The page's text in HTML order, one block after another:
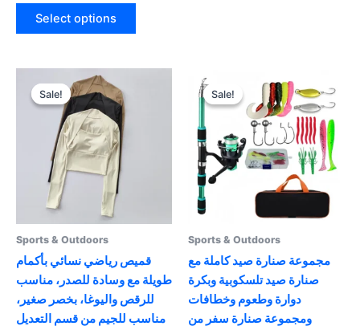
4,95 $
through
Select options
This
page
may
be
chosen
on
the
product
page
Sale!
Sale!
Sports & Outdoors
قميص رياضي نسائي بأكمام
طويلة مع وسادة للصدر، مناسب
للرقص واليوغا، بخصر صغير،
مناسب للجيم من قسم التعديل
Sale!
Sale!
Sports & Outdoors
مجموعة صنارة صيد كاملة مع
صنارة صيد تلسكوبية وبكرة
دوارة وطعوم وخطافات
ومجموعة صنارة سفر من